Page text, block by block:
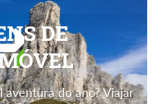
DE
do ano? Viajar